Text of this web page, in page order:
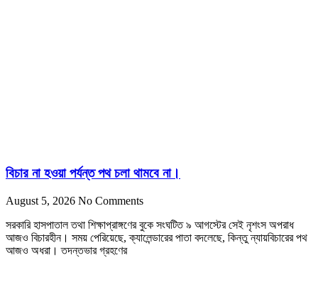
বিচার না হওয়া পর্যন্ত পথ চলা থামবে না।
August 5, 2026 No Comments
সরকারি হাসপাতাল তথা শিক্ষাপ্রাঙ্গণের বুকে সংঘটিত ৯ আগস্টের সেই নৃশংস অপরাধ
আজও বিচারহীন। সময় পেরিয়েছে, ক্যালেন্ডারের পাতা বদলেছে, কিন্তু ন্যায়বিচারের পথ
আজও অধরা। তদন্তভার গ্রহণের